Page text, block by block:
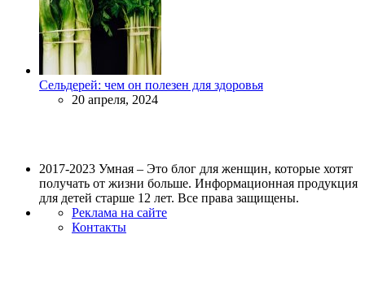
Сельдерей: чем он полезен для здоровья
20 апреля, 2024
2017-2023 Умная – Это блог для женщин, которые хотят
получать от жизни больше. Информационная продукция
для детей старше 12 лет. Все права защищены.
Реклама на сайте
Контакты